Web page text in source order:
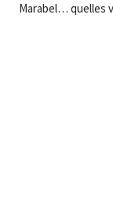
Marabel… quelles